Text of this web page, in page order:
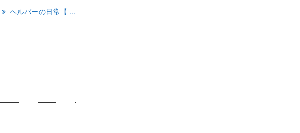
ヘルパーの日常【 ...